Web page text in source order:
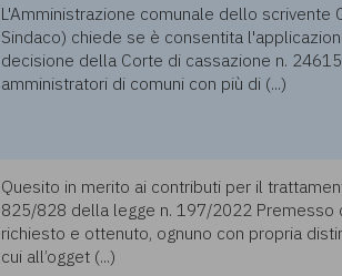
L'Amministrazione comunale dello scrivente
Sindaco) chiede se è consentita
decisione della Corte di cassazione n.
amministratori di comuni con più di (...)
Quesito in merito ai contributi per il
825/828 della legge n. 197/2022 Premesso
richiesto e ottenuto, ognuno con propria
cui all’ogget (...)